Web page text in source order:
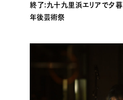
終了:九十九里浜エリアで夕
年後芸術祭